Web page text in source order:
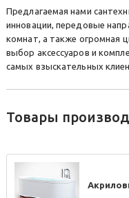
Предлагаемая нами
инновации, передовые
комнат, а также огромная
выбор аксессуаров и
самых взыскательных
Товары